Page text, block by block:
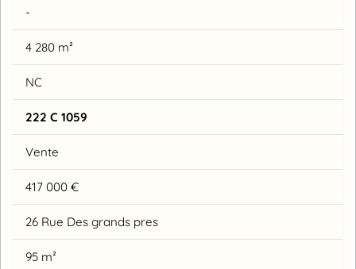
-
4 280 m²
NC
222 C 1059
Vente
417 000 €
26 Rue Des grands pres
95 m²